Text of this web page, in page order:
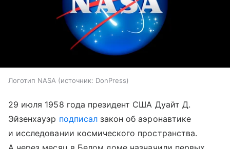
Логотип NASA источник: DonPress
29 июля 1958 года президент США Дуайт Д.
Эйзенхауэр подписалзакон об аэронавтике
и исследовании космического пространства.